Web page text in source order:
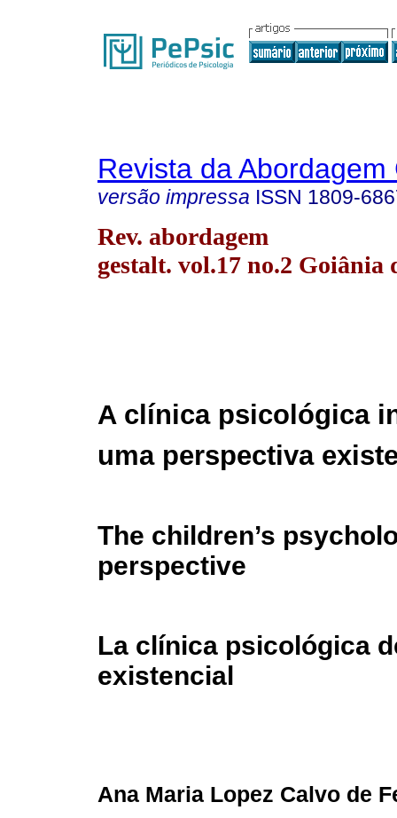
Revista da Abordagem
versão impressa ISSN 1809-
Rev. abordagem
gestalt. vol.17 no.2 Goiânia
A clínica psicológica
uma perspectiva
The children’s
perspective
La clínica psicológica
existencial
Ana Maria Lopez Calvo de